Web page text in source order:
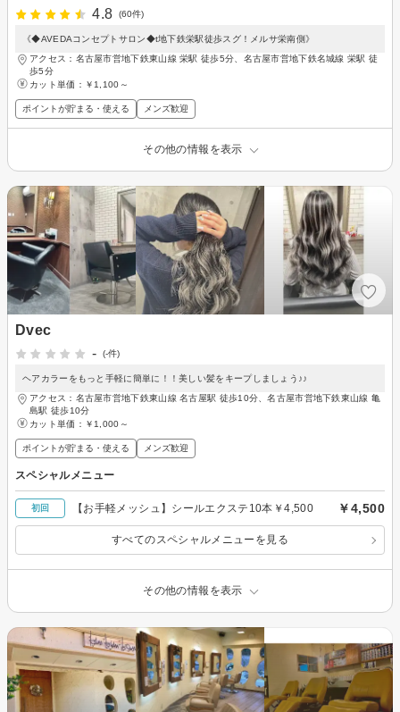
4.8
(60件)
《◆AVEDAコンセプトサロン◆t地下鉄栄駅徒歩スグ！メルサ栄南側》
アクセス：名古屋市営地下鉄東山線 栄駅 徒歩5分、名古屋市営地下鉄名城線 栄駅 徒
歩5分
カット単価： ￥1,100～
ポイントが貯まる・使える メンズ歓迎
その他の情報を表示
Dvec
-
(-件)
ヘアカラーをもっと手軽に簡単に！！美しい髪をキープしましょう♪♪
アクセス：名古屋市営地下鉄東山線 名古屋駅 徒歩10分、名古屋市営地下鉄東山線 亀
島駅 徒歩10分
カット単価： ￥1,000～
ポイントが貯まる・使える メンズ歓迎
スペシャルメニュー
初回 【お手軽メッシュ】シールエクステ10本￥4,500 ￥4,500
すべてのスペシャルメニューを見る
その他の情報を表示